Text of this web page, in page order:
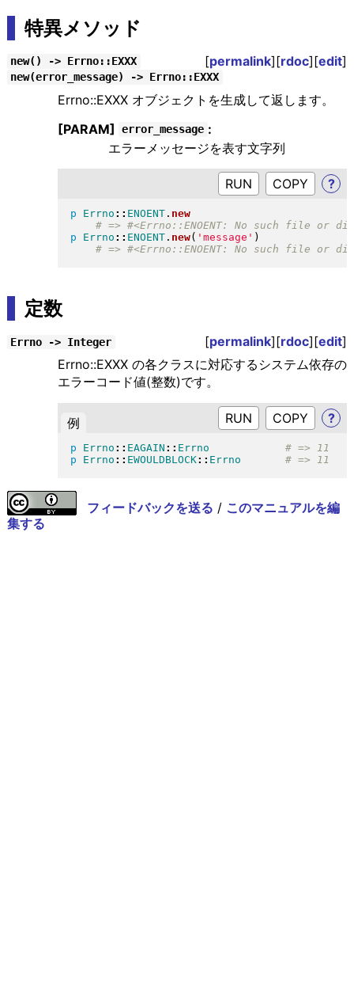
特異メソッド
new() -> Errno::EXXX [permalink][rdoc][edit]
new(error_message) -> Errno::EXXX
Errno::EXXX オブジェクトを生成して返します。
[PARAM]
error_message :
エラーメッセージを表す文字列
RUN ?
p Errno :: ENOENT. new
p
Errno :: ENOENT. new( 'message' )
定数
Errno -> Integer [permalink][rdoc][edit]
Errno::EXXX の各クラスに対応するシステム依存の
エラーコード値(整数)です。
例 RUN ?
p Errno :: EAGAIN :: Errno
p
Errno :: EWOULDBLOCK:: Errno
フィードバックを送る / このマニュアルを編
集する